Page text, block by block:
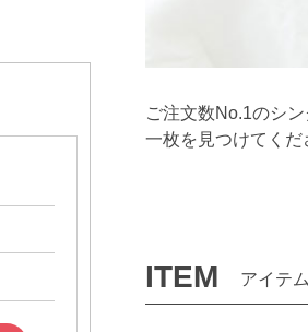
ご注文数No.1のシ
一枚を見つけてくだ
ITEM アイテ